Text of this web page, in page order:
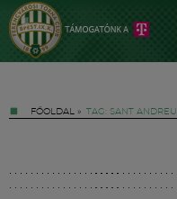
FŐOLDAL » TAG: SANT ANDREU